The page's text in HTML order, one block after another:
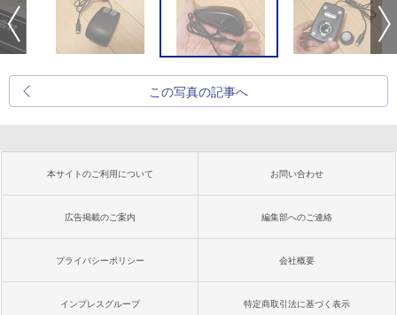
この写真の記事へ
本サイトのご利用について お問い合わせ
広告掲載のご案内 編集部へのご連絡
プライバシーポリシー 会社概要
インプレスグループ 特定商取引法に基づく表示